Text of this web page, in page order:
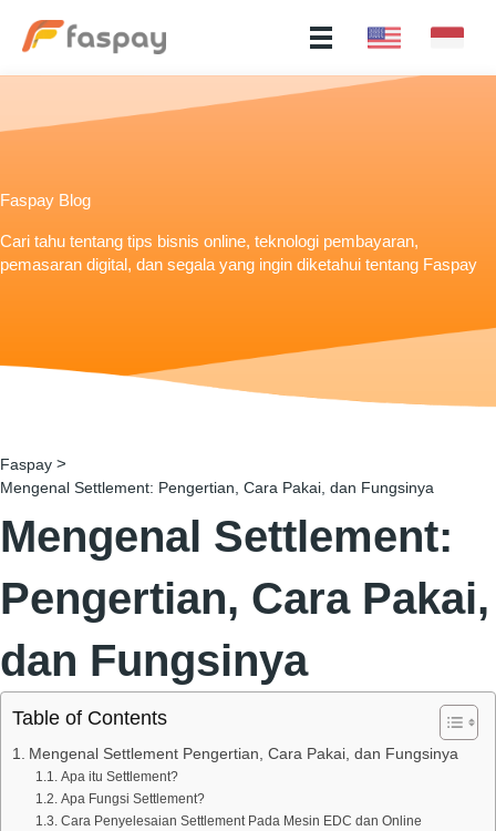
Faspay Blog
Cari tahu tentang tips bisnis online, teknologi pembayaran,
pemasaran digital, dan segala yang ingin diketahui tentang Faspay
Faspay >
Mengenal Settlement: Pengertian, Cara Pakai, dan Fungsinya
Mengenal Settlement:
Pengertian, Cara Pakai,
dan Fungsinya
Table of Contents
Mengenal Settlement Pengertian, Cara Pakai, dan Fungsinya
Apa itu Settlement?
Apa Fungsi Settlement?
Cara Penyelesaian Settlement Pada Mesin EDC dan Online